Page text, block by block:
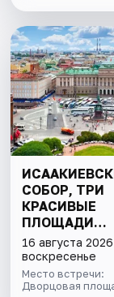
СОБОР, ТРИ
КРАСИВЫЕ
ПЛОЩАДИ
ПЕТЕРБУРГА
ПОДЪЁМ НА
КОЛОННАДУ В
МИНИ-
16 августа 2026
воскресенье
Место встречи:
Дворцовая